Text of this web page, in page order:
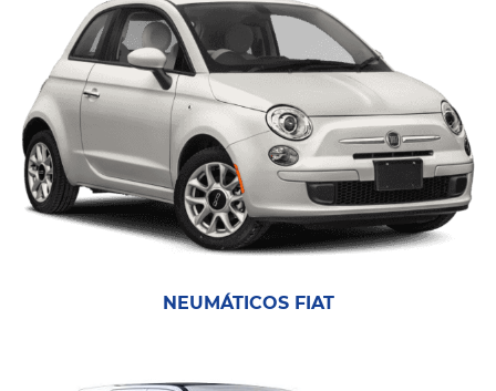
NEUMÁTICOS FIAT